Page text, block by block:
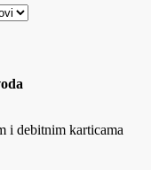
i debitnim karticama